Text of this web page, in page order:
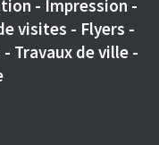
- Impression -
visites - Flyers -
Travaux de ville -